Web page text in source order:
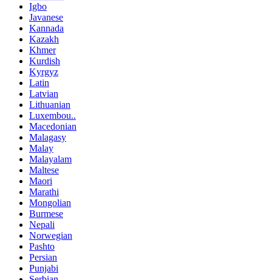
Igbo
Javanese
Kannada
Kazakh
Khmer
Kurdish
Kyrgyz
Latin
Latvian
Lithuanian
Luxembou..
Macedonian
Malagasy
Malay
Malayalam
Maltese
Maori
Marathi
Mongolian
Burmese
Nepali
Norwegian
Pashto
Persian
Punjabi